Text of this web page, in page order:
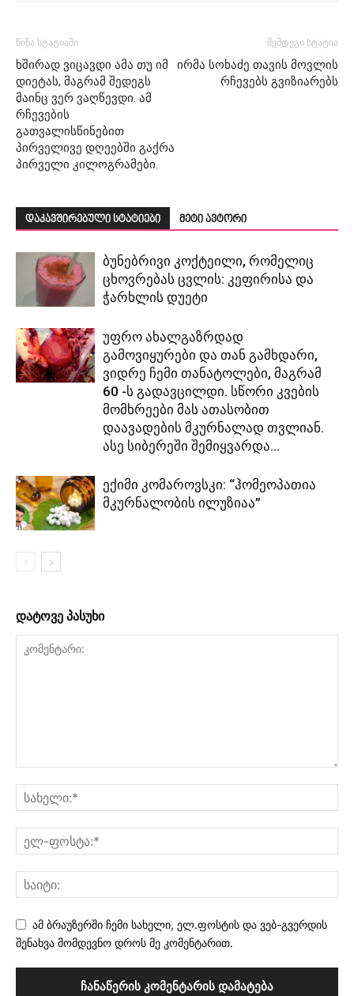
წინა სტატიაში
ხშირად ვიცავდი ამა თუ იმ
დიეტას, მაგრამ შედეგს
მაინც ვერ ვაღწევდი. ამ
რჩევების
გათვალისწინებით
პირველივე დღეებში გაქრა
პირველი კილოგრამები.
შემდეგი სტატია
ირმა სოხაძე თავის მოვლის
რჩევებს გვიზიარებს
დაკავშირებული სტატიები მეტი ავტორი
ბუნებრივი კოქტეილი, რომელიც
ცხოვრებას ცვლის: კეფირისა და
ჭარხლის დუეტი
უფრო ახალგაზრდად
გამოვიყურები და თან გამხდარი,
ვიდრე ჩემი თანატოლები, მაგრამ
60 -ს გადავცილდი. სწორი კვების
მომხრეები მას ათასობით
დაავადების მკურნალად თვლიან.
ასე სიბერეში შემიყვარდა...
ექიმი კომაროვსკი: “ჰომეოპათია
მკურნალობის ილუზიაა”
დატოვე პასუხი
ამ ბრაუზერში ჩემი სახელი, ელ.ფოსტის და ვებ-გვერდის
შენახვა მომდევნო დროს მე კომენტარით.